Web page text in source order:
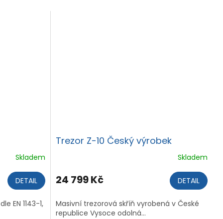
Skladem
DETAIL
EN 1143-1,
Trezor Z-10 Český výrobek
Skladem
24 799 Kč DETAIL
Masivní trezorová skříň vyrobená v České
republice Vysoce odolná...